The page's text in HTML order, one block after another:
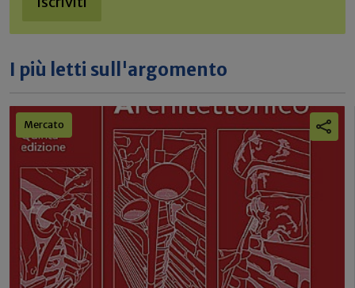
I più letti sull'argomento
Mercato